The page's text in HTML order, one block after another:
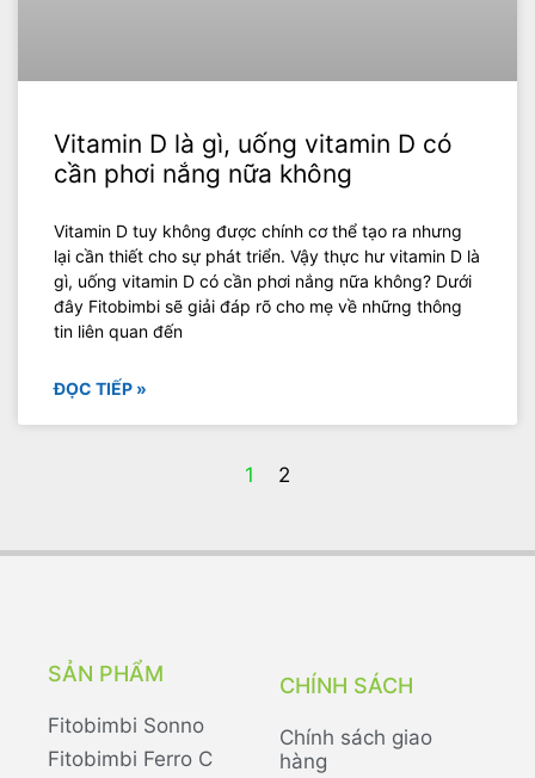
Vitamin D là gì, uống vitamin D có
cần phơi nắng nữa không
Vitamin D tuy không được chính cơ thể tạo ra nhưng
lại cần thiết cho sự phát triển. Vậy thực hư vitamin D là
gì, uống vitamin D có cần phơi nắng nữa không? Dưới
đây Fitobimbi sẽ giải đáp rõ cho mẹ về những thông
tin liên quan đến
ĐỌC TIẾP »
1 2
SẢN PHẨM
Fitobimbi Sonno
Fitobimbi Ferro C
CHÍNH SÁCH
Chính sách giao
hàng